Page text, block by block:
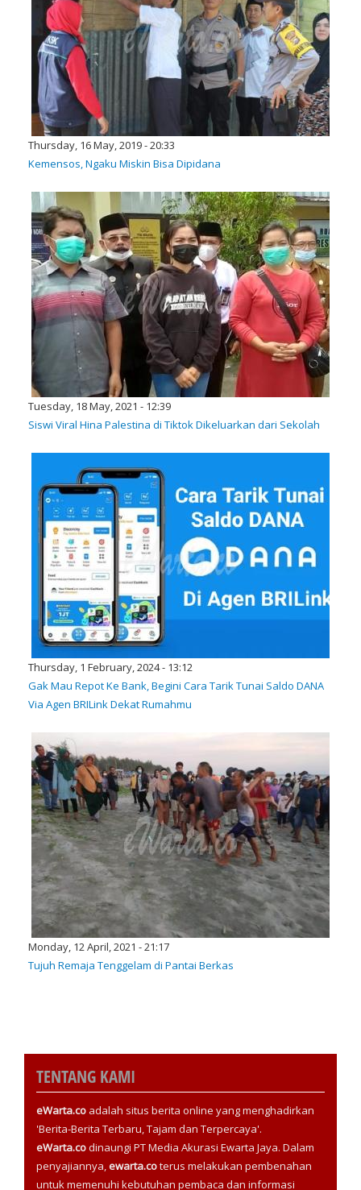
Thursday, 16 May, 2019 - 20:33
Kemensos, Ngaku Miskin Bisa Dipidana
Tuesday, 18 May, 2021 - 12:39
Siswi Viral Hina Palestina di Tiktok Dikeluarkan dari Sekolah
Thursday, 1 February, 2024 - 13:12
Gak Mau Repot Ke Bank, Begini Cara Tarik Tunai Saldo DANA
Via Agen BRILink Dekat Rumahmu
Monday, 12 April, 2021 - 21:17
Tujuh Remaja Tenggelam di Pantai Berkas
TENTANG KAMI
eWarta.co adalah situs berita online yang menghadirkan
'Berita-Berita Terbaru, Tajam dan Terpercaya'.
eWarta.codinaungi PT Media Akurasi Ewarta Jaya. Dalam
penyajiannya,ewarta.coterus melakukan pembenahan
untuk memenuhi kebutuhan pembaca dan informasi